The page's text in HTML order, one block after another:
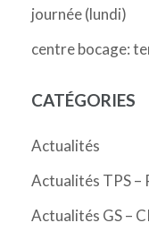
journée (lundi)
centre bocage:
CATÉGORIES
Actualités
Actualités TPS –
Actualités GS –